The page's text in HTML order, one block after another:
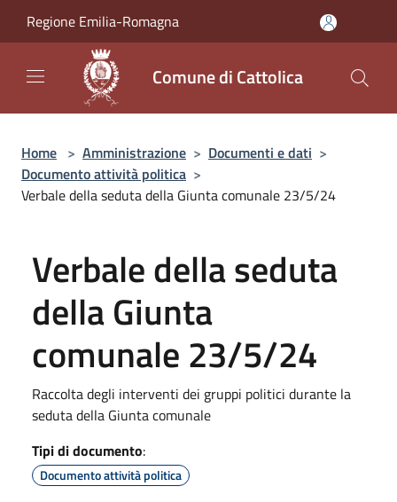
Regione Emilia-Romagna
Comune di Cattolica
Home > Amministrazione > Documenti e dati >
Documento attività politica >
Verbale della seduta della Giunta comunale 23/5/24
Verbale della seduta
della Giunta
comunale 23/5/24
Raccolta degli interventi dei gruppi politici durante la
seduta della Giunta comunale
Tipi di documento:
Documento attività politica